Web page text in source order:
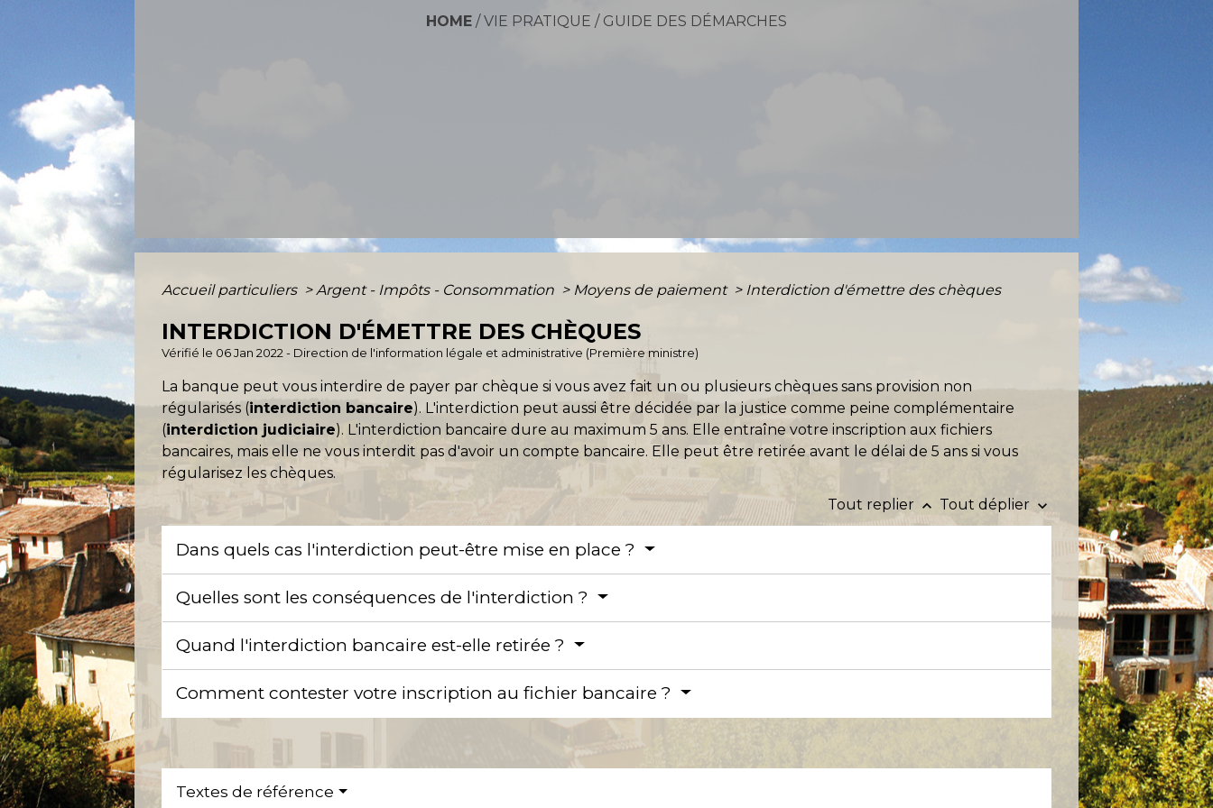
HOME / VIE PRATIQUE / GUIDE DES DÉMARCHES
Accueil particuliers > Argent - Impôts - Consommation > Moyens de paiement > Interdiction d'émettre des chèques
INTERDICTION D'ÉMETTRE DES CHÈQUES
Vérifié le 06 Jan 2022 - Direction de l'information légale et administrative (Première ministre)
La banque peut vous interdire de payer par chèque si vous avez fait un ou plusieurs chèques sans provision non
régularisés (interdiction bancaire). L'interdiction peut aussi être décidée par la justice comme peine complémentaire
(interdiction judiciaire). L'interdiction bancaire dure au maximum 5 ans. Elle entraîne votre inscription aux fichiers
bancaires, mais elle ne vous interdit pas d'avoir un compte bancaire. Elle peut être retirée avant le délai de 5 ans si vous
régularisez les chèques.
Tout replier keyboard_arrow_up Tout déplier keyboard_arrow_down
Dans quels cas l'interdiction peut-être mise en place ?
Quelles sont les conséquences de l'interdiction ?
Quand l'interdiction bancaire est-elle retirée ?
Comment contester votre inscription au fichier bancaire ?
Textes de référence